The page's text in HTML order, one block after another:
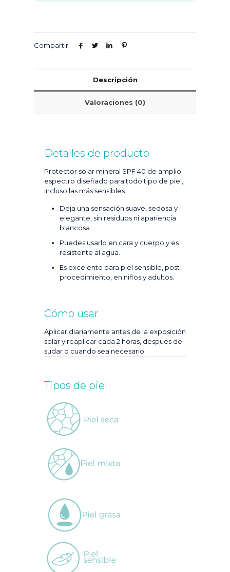
Compartir
Descripción
Valoraciones (0)
Detalles de producto
Protector solar mineral SPF 40 de amplio
espectro diseñado para todo tipo de piel,
incluso las más sensibles.
Deja una sensación suave, sedosa y
elegante, sin residuos ni apariencia
blancosa.
Puedes usarlo en cara y cuerpo y es
resistente al agua.
Es excelente para piel sensible, post-
procedimiento, en niños y adultos.
Cómo usar
Aplicar diariamente antes de la exposición
solar y reaplicar cada 2 horas, después de
sudar o cuando sea necesario.
Tipos de piel